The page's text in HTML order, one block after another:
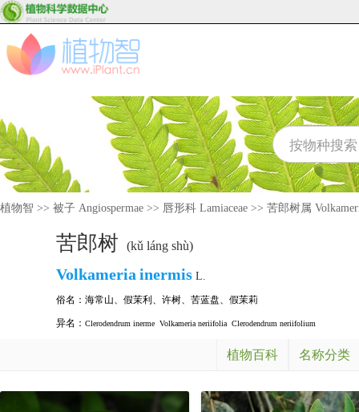
植物智 >> 被子 Angiospermae >> 唇形科 Lamiaceae >> 苦郎树属
苦郎树 (kǔ láng shù)
Volkameria inermis L.
俗名： 海常山、 假茉利 、 许树、 苦蓝盘、 假茉莉
异名： Clerodendrum inerme Volkameria neriifolia Clerodendrum neriifolium
植物百科 名称分类